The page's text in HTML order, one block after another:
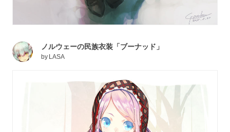
ノルウェーの民族衣装「ブーナッド」
by LASA